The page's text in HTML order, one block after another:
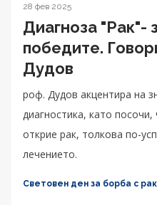
28 фев 2025
Диагноза "Рак"-
победите.
Дудов
роф. Дудов акцентира на
диагностика, като
открие рак, толкова по-
лечението.
Световен ден за борба с